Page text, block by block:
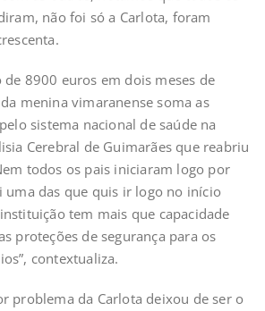
não foi só a Carlota, foram
8900 euros em dois meses de
menina vimaranense soma as
sistema nacional de saúde na
Cerebral de Guimarães que reabriu
todos os pais iniciaram logo por
uma das que quis ir logo no início
tem mais que capacidade
proteções de segurança para os
contextualiza.
problema da Carlota deixou de ser o